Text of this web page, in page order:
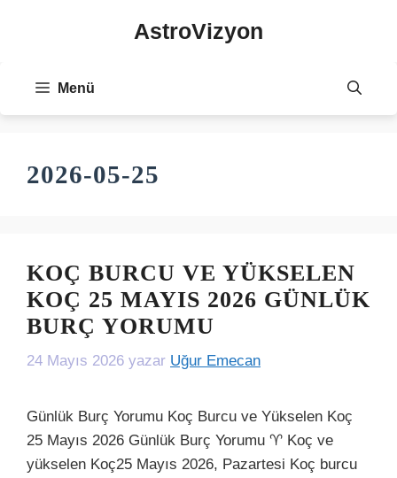
AstroVizyon
Menü
2026-05-25
KOÇ BURCU VE YÜKSELEN
KOÇ 25 MAYIS 2026 GÜNLÜK
BURÇ YORUMU
24 Mayıs 2026 yazar Uğur Emecan
Günlük Burç Yorumu Koç Burcu ve Yükselen Koç
25 Mayıs 2026 Günlük Burç Yorumu ♈ Koç ve
yükselen Koç25 Mayıs 2026, Pazartesi Koç burcu